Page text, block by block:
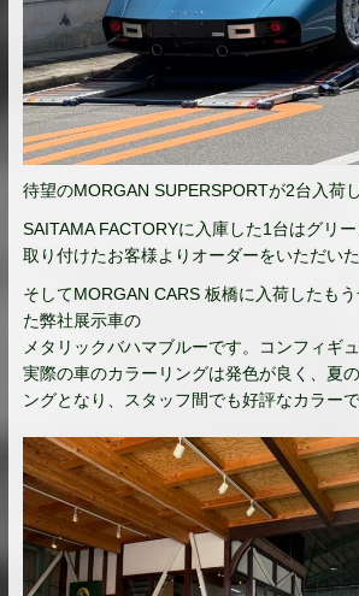
待望のMORGAN SUPERSPORTが2台入荷
SAITAMA FACTORYに入庫した1台はグリ
取り付けたお客様よりオーダーをいただいた
そしてMORGAN CARS 板橋に入荷したも
た弊社展示車の
メタリックバハマブルーです。コンフィギ
実際の車のカラーリングは発色が良く、夏
ングとなり、スタッフ間でも好評なカラー